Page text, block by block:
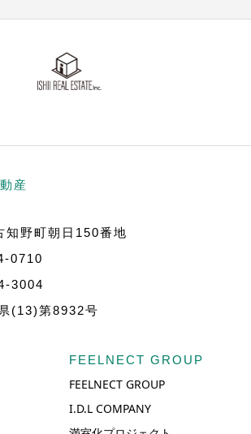
産
知野町朝日150番地
0710
3004
(13)第8932号
FEELNECT GROUP
FEELNECT GROUP
I.D.L COMPANY